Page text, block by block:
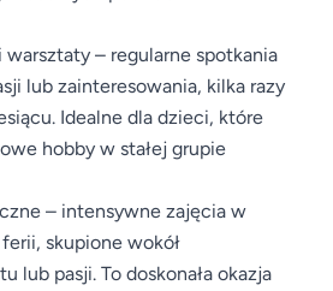
– regularne spotkania
lub zainteresowania, kilka razy
Idealne dla dzieci, które
hobby w stałej grupie
– intensywne zajęcia w
skupione wokół
lub pasji. To doskonała okazja